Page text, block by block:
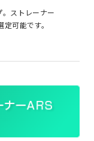
ストレーナー
可能です。